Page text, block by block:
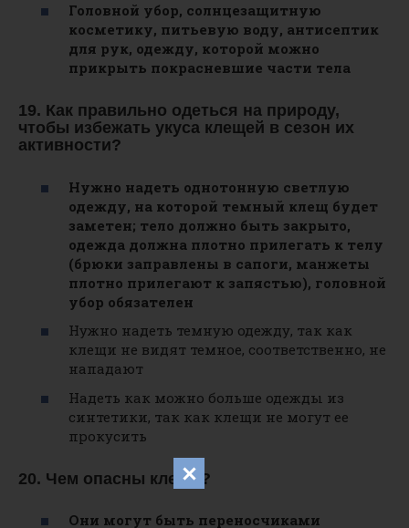
Головной убор, солнцезащитную
косметику, питьевую воду, антисептик
для рук, одежду, которой можно
прикрыть покрасневшие части тела
19. Как правильно одеться на природу,
чтобы избежать укуса клещей в сезон их
активности?
Нужно надеть однотонную светлую
одежду, на которой темный клещ будет
заметен; тело должно быть закрыто,
одежда должна плотно прилегать к телу
(брюки заправлены в сапоги, манжеты
плотно прилегают к запястью), головной
убор обязателен
Нужно надеть темную одежду, так как
клещи не видят темное, соответственно, не
нападают
Надеть как можно больше одежды из
синтетики, так как клещи не могут ее
прокусить
20. Чем опасны клещи?
Они могут быть переносчиками